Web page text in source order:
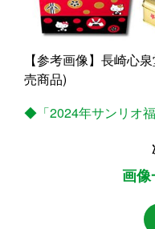
【参考画像】長崎心
売商品)
◆「2024年サンリオ
画像